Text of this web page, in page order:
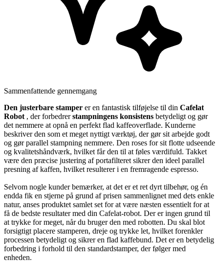
Sammenfattende gennemgang
Den justerbare stamper er en fantastisk tilføjelse til din Cafelat
Robot , der forbedrerstampningens konsistens betydeligt og gør
det nemmere at opnå en perfekt flad kaffeoverflade. Kunderne
beskriver den som et meget nyttigt værktøj, der gør sit arbejde godt
og gør parallel stampning nemmere. Den roses for sit flotte udseende
og kvalitetshåndværk, hvilket får den til at føles værdifuld. Takket
være den præcise justering af portafilteret sikrer den ideel parallel
presning af kaffen, hvilket resulterer i en fremragende espresso.
Selvom nogle kunder bemærker, at det er et ret dyrt tilbehør, og én
endda fik en stjerne på grund af prisen sammenlignet med dets enkle
natur, anses produktet samlet set for at være næsten essentielt for at
få de bedste resultater med din Cafelat-robot. Der er ingen grund til
at trykke for meget, når du bruger den med robotten. Du skal blot
forsigtigt placere stamperen, dreje og trykke let, hvilket forenkler
processen betydeligt og sikrer en flad kaffebund. Det er en betydelig
forbedring i forhold til den standardstamper, der følger med
enheden.